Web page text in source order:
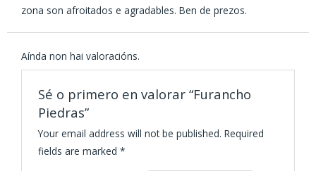
zona son afroitados e agradables. Ben de prezos.
Aínda non hai valoracións.
Sé o primero en valorar “Furancho
Piedras”
Your email address will not be published. Required
fields are marked *